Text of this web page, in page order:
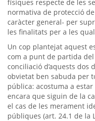
físiques respecte de les
normativa de protecció
caràcter general- per
les finalitats per a les
Un cop plantejat aquest
com a punt de partida
conciliació d’aquests dos
obvietat ben sabuda per
pública: acostuma a
encara que siguin de la
el cas de les merament
públiques (art. 24.1 de la